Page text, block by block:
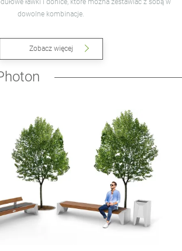
dowolne kombinacje.
Zobacz więcej